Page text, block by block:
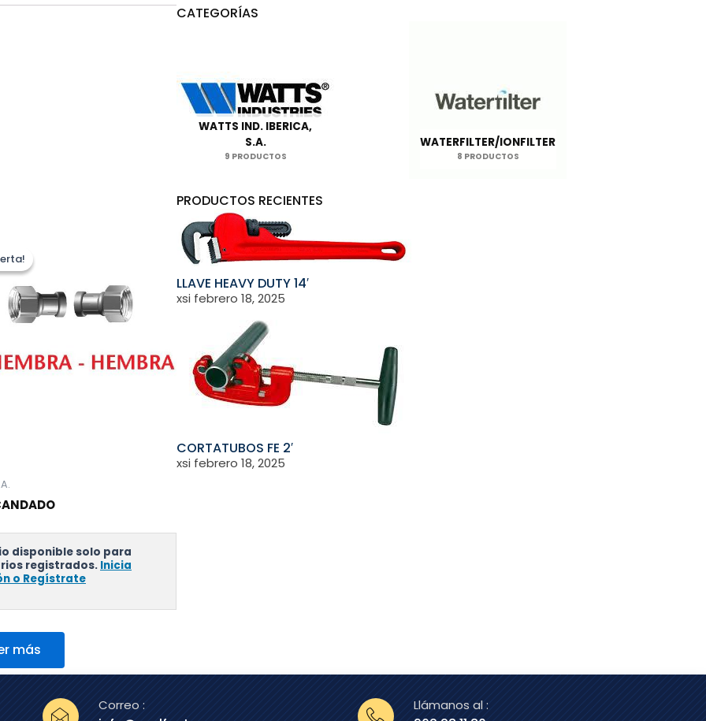
disponible solo para
registrados. Inicia
o Regístrate
más
CATEGORÍAS
WATTS IND. IBERICA,
S.A.
9 PRODUCTOS
WATERFILTER/IONFILTER
8 PRODUCTOS
PRODUCTOS RECIENTES
LLAVE HEAVY DUTY 14′
xsi febrero 18, 2025
CORTATUBOS FE 2′
xsi febrero 18, 2025
Correo : Llámanos al :